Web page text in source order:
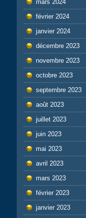
mars 2024
février 2024
janvier 2024
décembre 2023
novembre 2023
octobre 2023
septembre 2023
août 2023
juillet 2023
juin 2023
mai 2023
avril 2023
mars 2023
février 2023
janvier 2023